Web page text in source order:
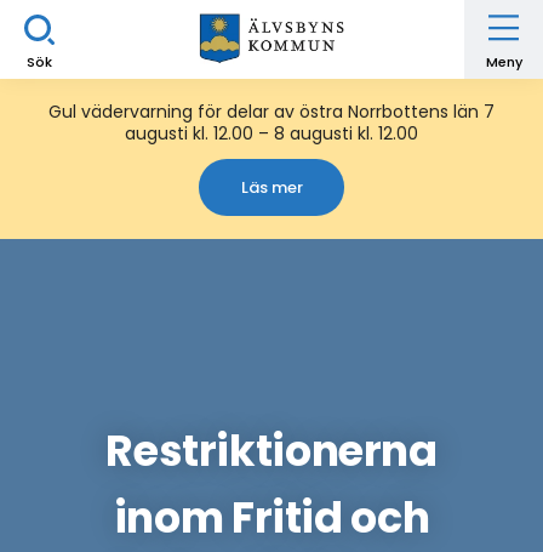
Sök Meny
Gul vädervarning för delar av östra Norrbottens län 7
augusti kl. 12.00 – 8 augusti kl. 12.00
Läs mer
Restriktionerna
inom Fritid och